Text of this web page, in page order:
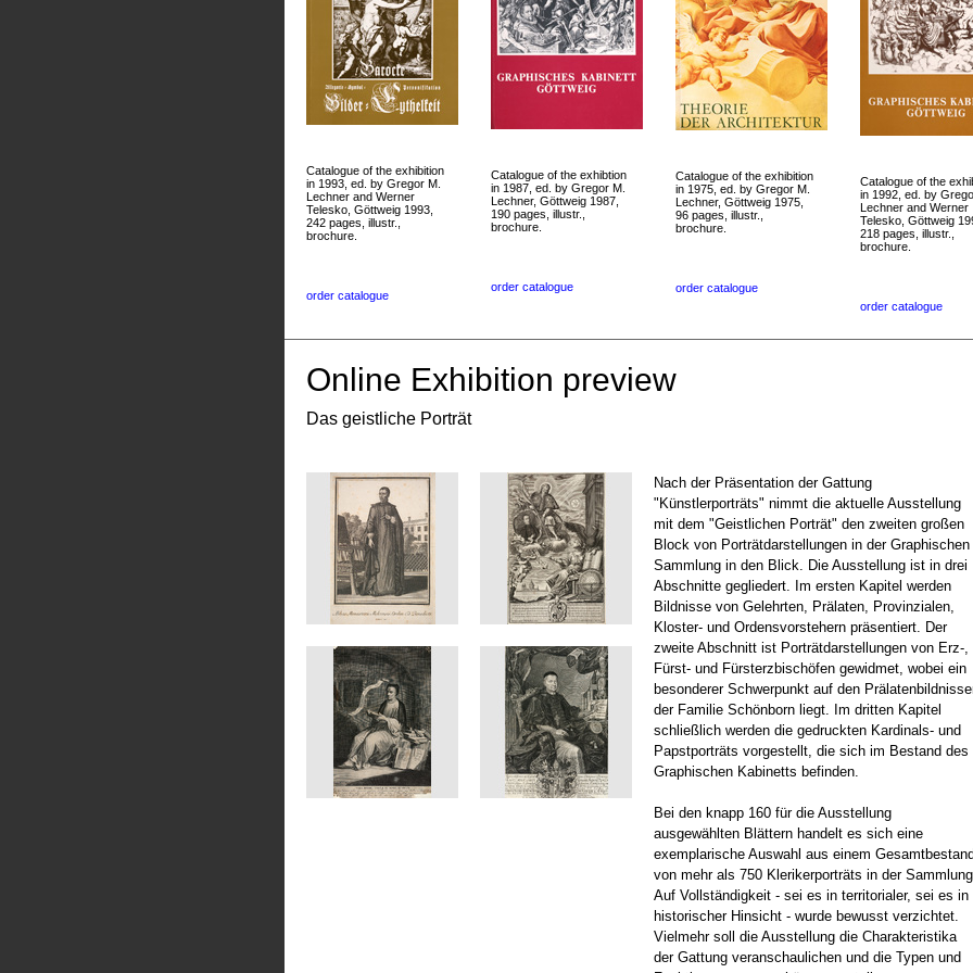
Catalogue of the exhibition
in 1993, ed. by Gregor M.
Lechner and Werner
Telesko, Göttweig 1993,
242 pages, illustr.,
brochure.
order catalogue
Catalogue of the exhibtion
in 1987, ed. by Gregor M.
Lechner, Göttweig 1987,
190 pages, illustr.,
brochure.
order catalogue
Catalogue of the exhibition
in 1975, ed. by Gregor M.
Lechner, Göttweig 1975,
96 pages, illustr.,
brochure.
order catalogue
Catalogue of the
in 1992, ed. by
Lechner and Werner
Telesko, Göttweig
218 pages, illustr.,
brochure.
order catalogue
Online Exhibition preview
Das geistliche Porträt
Nach der Präsentation der Gattung
"Künstlerporträts" nimmt die aktuelle Ausstellung
mit dem "Geistlichen Porträt" den zweiten großen
Block von Porträtdarstellungen in der Graphischen
Sammlung in den Blick. Die Ausstellung ist in drei
Abschnitte gegliedert. Im ersten Kapitel werden
Bildnisse von Gelehrten, Prälaten, Provinzialen,
Kloster- und Ordensvorstehern präsentiert. Der
zweite Abschnitt ist Porträtdarstellungen von Erz-,
Fürst- und Fürsterzbischöfen gewidmet, wobei ein
besonderer Schwerpunkt auf den
der Familie Schönborn liegt. Im dritten Kapitel
schließlich werden die gedruckten Kardinals- und
Papstporträts vorgestellt, die sich im Bestand des
Graphischen Kabinetts befinden.
Bei den knapp 160 für die Ausstellung
ausgewählten Blättern handelt es sich eine
exemplarische Auswahl aus einem Gesamtbestand
von mehr als 750 Klerikerporträts in der
Auf Vollständigkeit - sei es in territorialer, sei es in
historischer Hinsicht - wurde bewusst verzichtet.
Vielmehr soll die Ausstellung die Charakteristika
der Gattung veranschaulichen und die Typen und